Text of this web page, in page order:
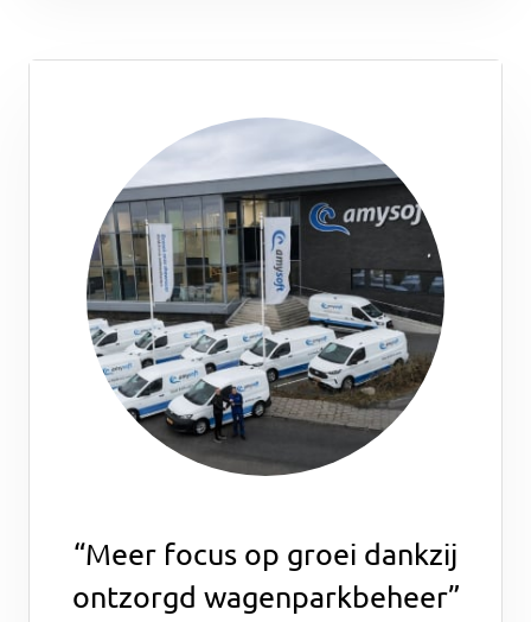
“Meer focus op groei dankzij
ontzorgd wagenparkbeheer”